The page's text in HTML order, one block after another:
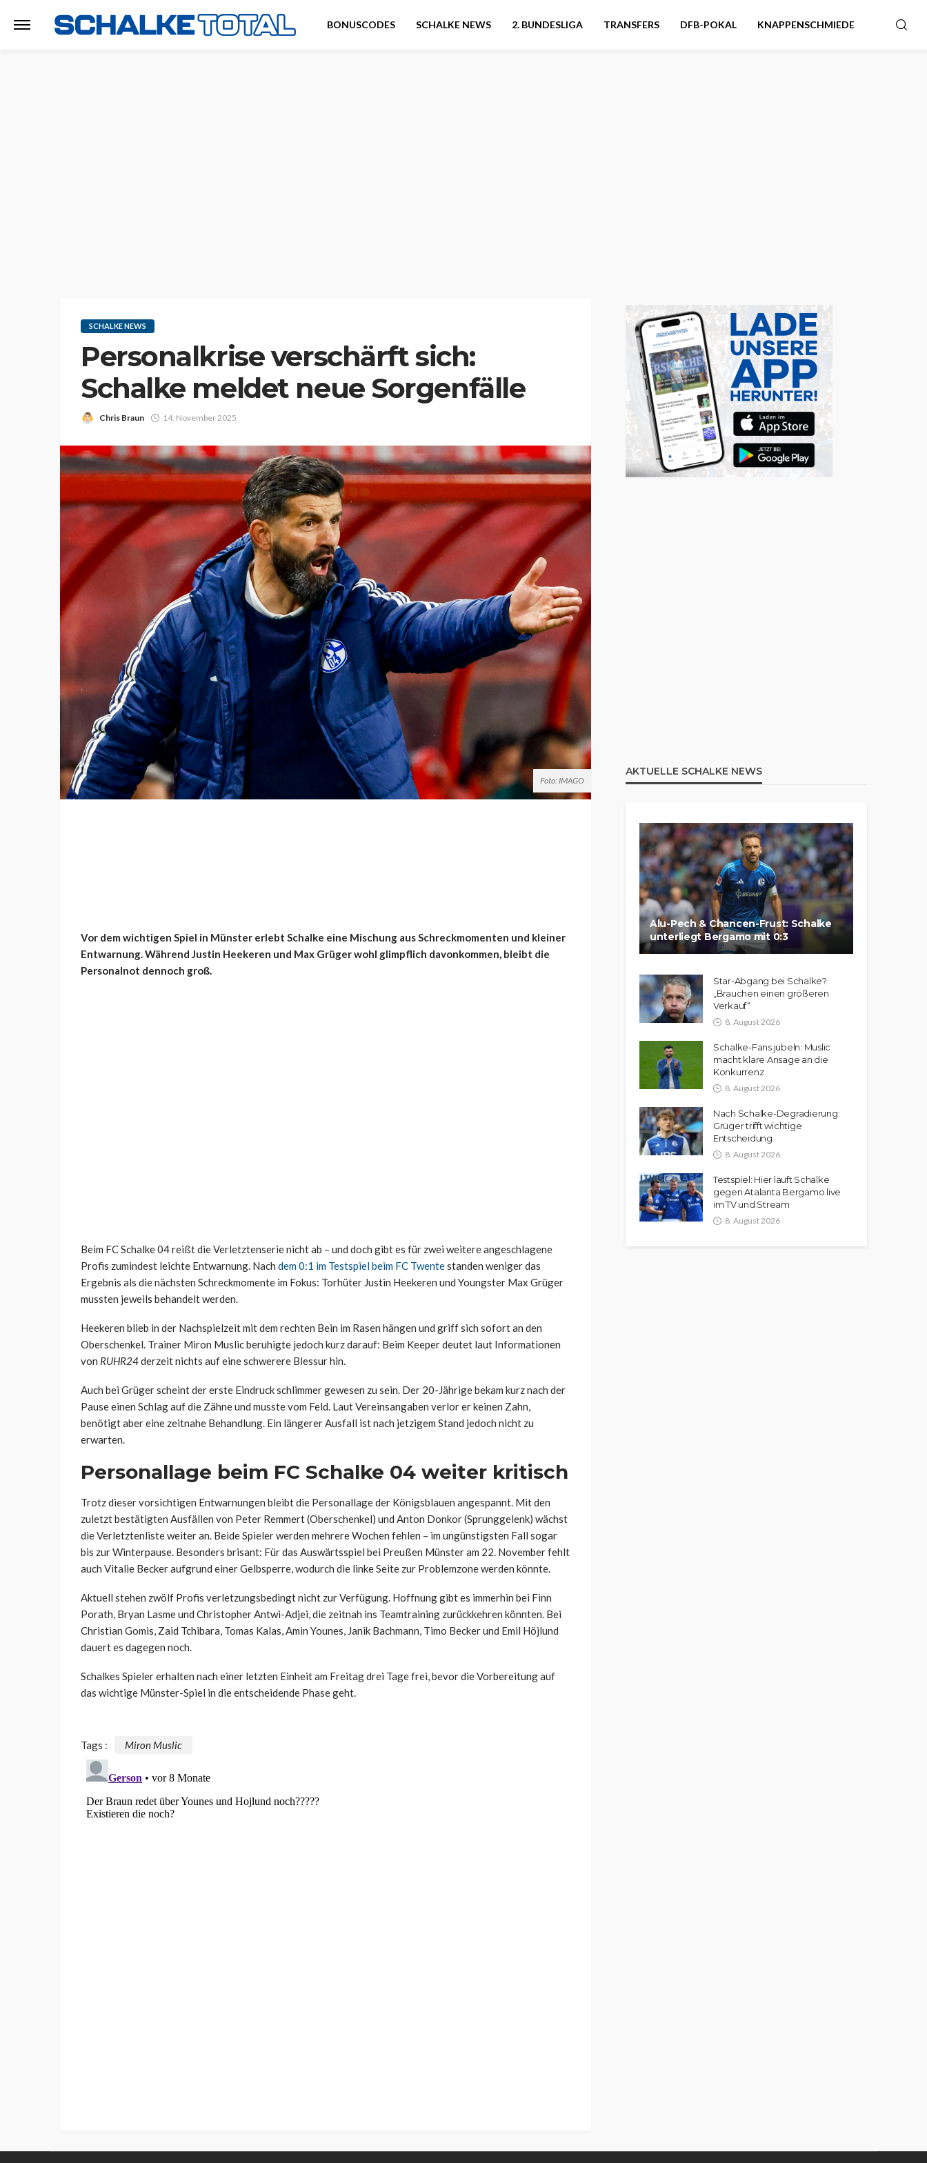
BONUSCODES SCHALKE NEWS 2. BUNDESLIGA TRANSFERS DFB-POKAL KNAPPENSCHMIEDE
SCHALKE NEWS
Personalkrise verschärft sich:
Schalke meldet neue Sorgenfälle
Chris Braun 14. November 2025
Foto: IMAGO
Vor dem wichtigen Spiel in Münster erlebt Schalke eine Mischung aus Schreckmomenten und kleiner
Entwarnung. Während Justin Heekeren und Max Grüger wohl glimpflich davonkommen, bleibt die
Personalnot dennoch groß.
Beim FC Schalke 04 reißt die Verletztenserie nicht ab – und doch gibt es für zwei weitere angeschlagene
Profis zumindest leichte Entwarnung. Nach dem 0:1 im Testspiel beim FC Twentestanden weniger das
Ergebnis als die nächsten Schreckmomente im Fokus: Torhüter Justin Heekeren und Youngster Max Grüger
mussten jeweils behandelt werden.
Heekeren blieb in der Nachspielzeit mit dem rechten Bein im Rasen hängen und griff sich sofort an den
Oberschenkel. Trainer Miron Muslic beruhigte jedoch kurz darauf: Beim Keeper deutet laut Informationen
von RUHR24derzeit nichts auf eine schwerere Blessur hin.
Auch bei Grüger scheint der erste Eindruck schlimmer gewesen zu sein. Der 20-Jährige bekam kurz nach der
Pause einen Schlag auf die Zähne und musste vom Feld. Laut Vereinsangaben verlor er keinen Zahn,
benötigt aber eine zeitnahe Behandlung. Ein längerer Ausfall ist nach jetzigem Stand jedoch nicht zu
erwarten.
Personallage beim FC Schalke 04 weiter kritisch
Trotz dieser vorsichtigen Entwarnungen bleibt die Personallage der Königsblauen angespannt. Mit den
zuletzt bestätigten Ausfällen von Peter Remmert (Oberschenkel) und Anton Donkor (Sprunggelenk) wächst
die Verletztenliste weiter an. Beide Spieler werden mehrere Wochen fehlen – im ungünstigsten Fall sogar
bis zur Winterpause. Besonders brisant: Für das Auswärtsspiel bei Preußen Münster am 22. November fehlt
auch Vitalie Becker aufgrund einer Gelbsperre, wodurch die linke Seite zur Problemzone werden könnte.
Aktuell stehen zwölf Profis verletzungsbedingt nicht zur Verfügung. Hoffnung gibt es immerhin bei Finn
Porath, Bryan Lasme und Christopher Antwi-Adjei, die zeitnah ins Teamtraining zurückkehren könnten. Bei
Christian Gomis, Zaid Tchibara, Tomas Kalas, Amin Younes, Janik Bachmann, Timo Becker und Emil Höjlund
dauert es dagegen noch.
Schalkes Spieler erhalten nach einer letzten Einheit am Freitag drei Tage frei, bevor die Vorbereitung auf
das wichtige Münster-Spiel in die entscheidende Phase geht.
Tags : Miron Muslic
AKTUELLE SCHALKE NEWS
Alu-Pech & Chancen-Frust: Schalke
unterliegt Bergamo mit 0:3
Star-Abgang bei Schalke?
„Brauchen einen größeren
Verkauf“
8. August 2026
Schalke-Fans jubeln: Muslic
macht klare Ansage an die
Konkurrenz
8. August 2026
Nach Schalke-Degradierung:
Grüger trifft wichtige
Entscheidung
8. August 2026
Testspiel: Hier läuft Schalke
gegen Atalanta Bergamo live
im TV und Stream
8. August 2026